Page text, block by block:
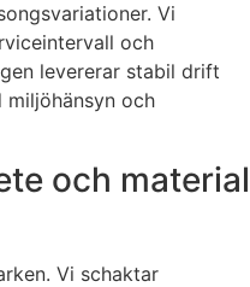
Vi
och
levererar stabil drift
och
och material
Vi schaktar